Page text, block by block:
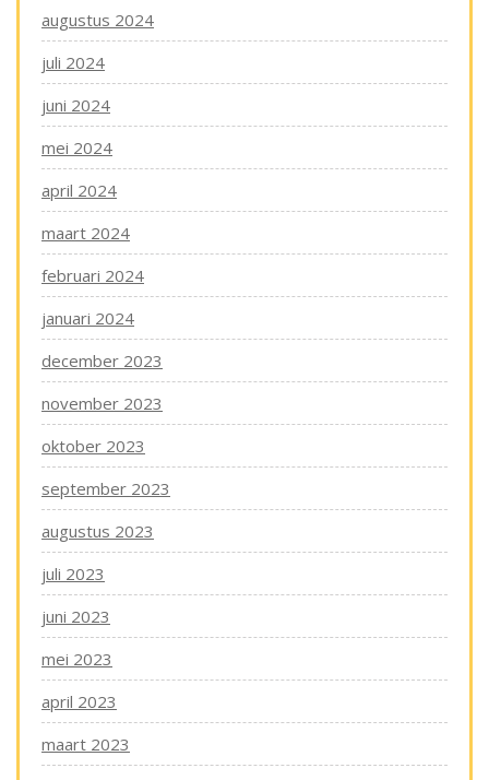
augustus 2024
juli 2024
juni 2024
mei 2024
april 2024
maart 2024
februari 2024
januari 2024
december 2023
november 2023
oktober 2023
september 2023
augustus 2023
juli 2023
juni 2023
mei 2023
april 2023
maart 2023